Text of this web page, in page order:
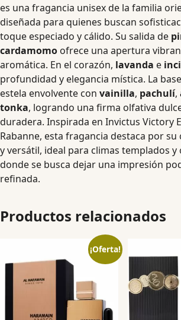
es una fragancia unisex de la familia
diseñada para quienes buscan
toque especiado y cálido. Su salida de
cardamomo ofrece una apertura
aromática. En el corazón, lavanda e
profundidad y elegancia mística. La
estela envolvente con vainilla, pachulí,
tonka, logrando una firma olfativa
duradera. Inspirada en Invictus Victory
Rabanne, esta fragancia destaca por su
y versátil, ideal para climas templados y
donde se busca dejar una impresión
refinada.
Productos relacionados
¡Oferta!